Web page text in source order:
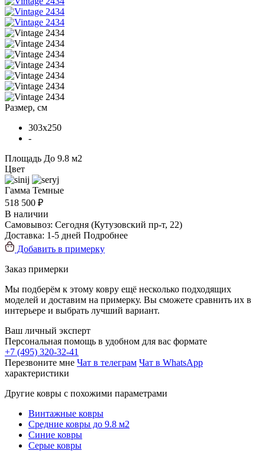
Размер, см
303x250
-
Площадь До 9.8 м2
Цвет
Гамма Темные
518 500 ₽
В наличии
Самовывоз: Сегодня (Кутузовский пр-т, 22)
Доставка: 1-5 дней Подробнее
Добавить в примерку
Заказ примерки
Мы подберём к этому ковру ещё несколько подходящих
моделей и доставим на примерку. Вы сможете сравнить их в
интерьере и выбрать лучший вариант.
Ваш личный эксперт
Персональная помощь в удобном для вас формате
+7 (495) 320-32-41
Перезвоните мне Чат в телеграм Чат в WhatsApp
характеристики
Другие ковры с похожими параметрами
Винтажные ковры
Средние ковры до 9.8 м2
Синие ковры
Серые ковры